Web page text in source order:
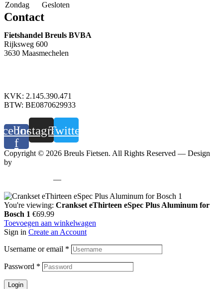
Zondag Gesloten
Contact
Fietshandel Breuls BVBA
Rijksweg 600
3630 Maasmechelen
KVK: 2.145.390.471
BTW: BE0870629933
f
Instagram
Twitter
Copyright © 2026 Breuls Fietsen. All Rights Reserved — Design
by
—
You're viewing: Crankset eThirteen eSpec Plus Aluminum for
Bosch 1 €69.99
Toevoegen aan winkelwagen
Sign in Create an Account
Username or email *
Password *
Login